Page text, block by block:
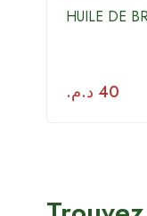
HUILE DE
40 د.م.